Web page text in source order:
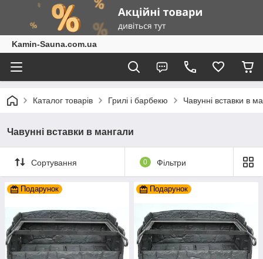
Kamin-Sauna.com.ua
Каталог товарів Грилі і барбекю Чавунні вставки в
Чавунні вставки в мангали
Сортування 0 Фільтри
Подарунок Подарунок